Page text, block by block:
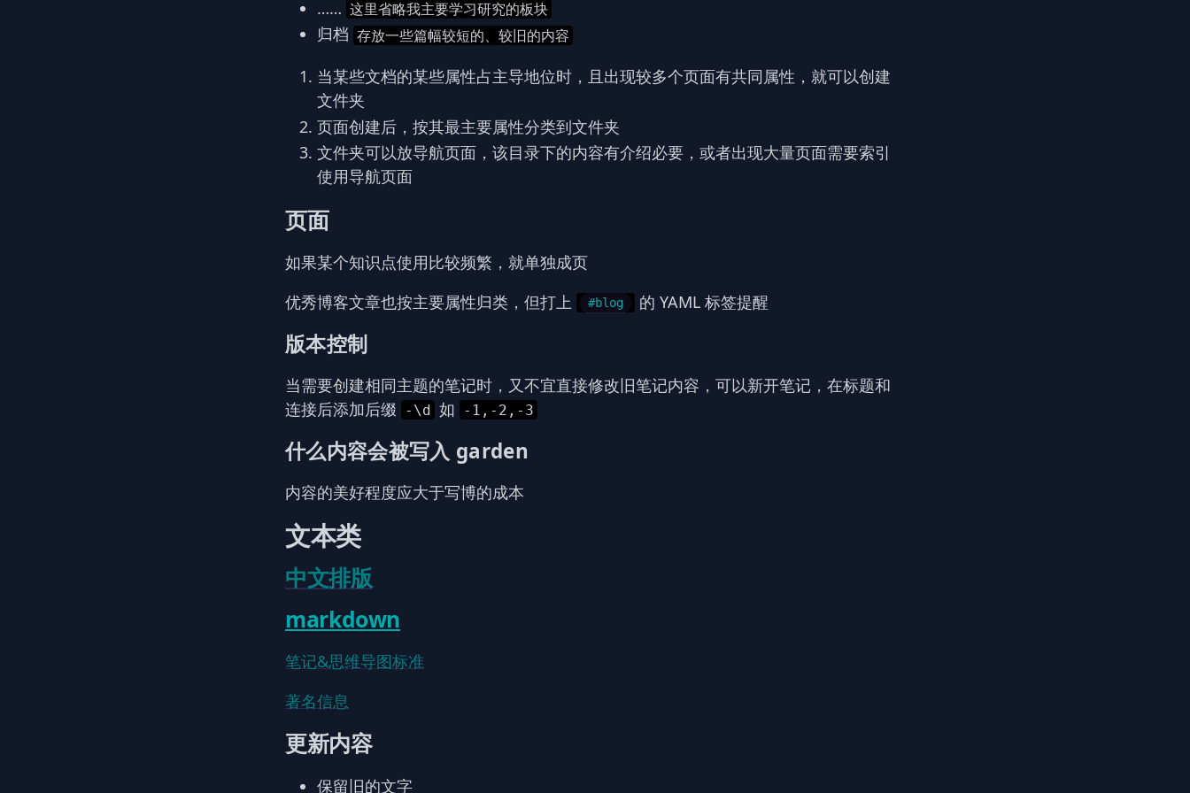
…… 这里省略我主要学习研究的板块
归档 存放一些篇幅较短的、较旧的内容
当某些文档的某些属性占主导地位时，且出现较多个页面有共同属性，就可以创建
文件夹
页面创建后，按其最主要属性分类到文件夹
文件夹可以放导航页面，该目录下的内容有介绍必要，或者出现大量页面需要索引
使用导航页面
页面
如果某个知识点使用比较频繁，就单独成页
优秀博客文章也按主要属性归类，但打上
#blog 的 YAML 标签提醒
版本控制
当需要创建相同主题的笔记时，又不宜直接修改旧笔记内容，可以新开笔记，在标题和
连接后添加后缀
-\d 如 -1,-2,-3
什么内容会被写入 garden
内容的美好程度应大于写博的成本
文本类
中文排版
markdown
笔记&思维导图标准
著名信息
更新内容
保留旧的文字